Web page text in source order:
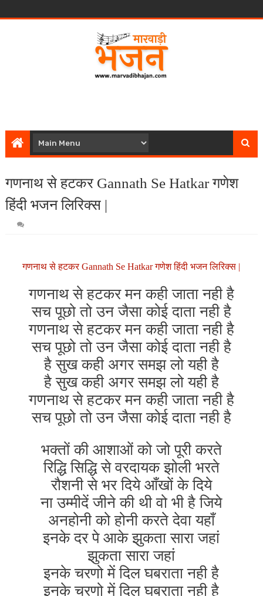
गणनाथ से हटकर Gannath Se Hatkar गणेश
हिंदी भजन लिरिक्स |
गणनाथ से हटकर Gannath Se Hatkar गणेश हिंदी भजन लिरिक्स |
गणनाथ से हटकर मन कही जाता नही है
सच पूछो तो उन जैसा कोई दाता नही है
गणनाथ से हटकर मन कही जाता नही है
सच पूछो तो उन जैसा कोई दाता नही है
है सुख कही अगर समझ लो यही है
है सुख कही अगर समझ लो यही है
गणनाथ से हटकर मन कही जाता नही है
सच पूछो तो उन जैसा कोई दाता नही है
भक्तों की आशाओं को जो पूरी करते
रिद्धि सिद्धि से वरदायक झोली भरते
रौशनी से भर दिये आँखों के दिये
ना उम्मीदें जीने की थी वो भी है जिये
अनहोनी को होनी करते देवा यहाँ
इनके दर पे आके झुकता सारा जहां
झुकता सारा जहां
इनके चरणो में दिल घबराता नही है
इनके चरणो में दिल घबराता नही है